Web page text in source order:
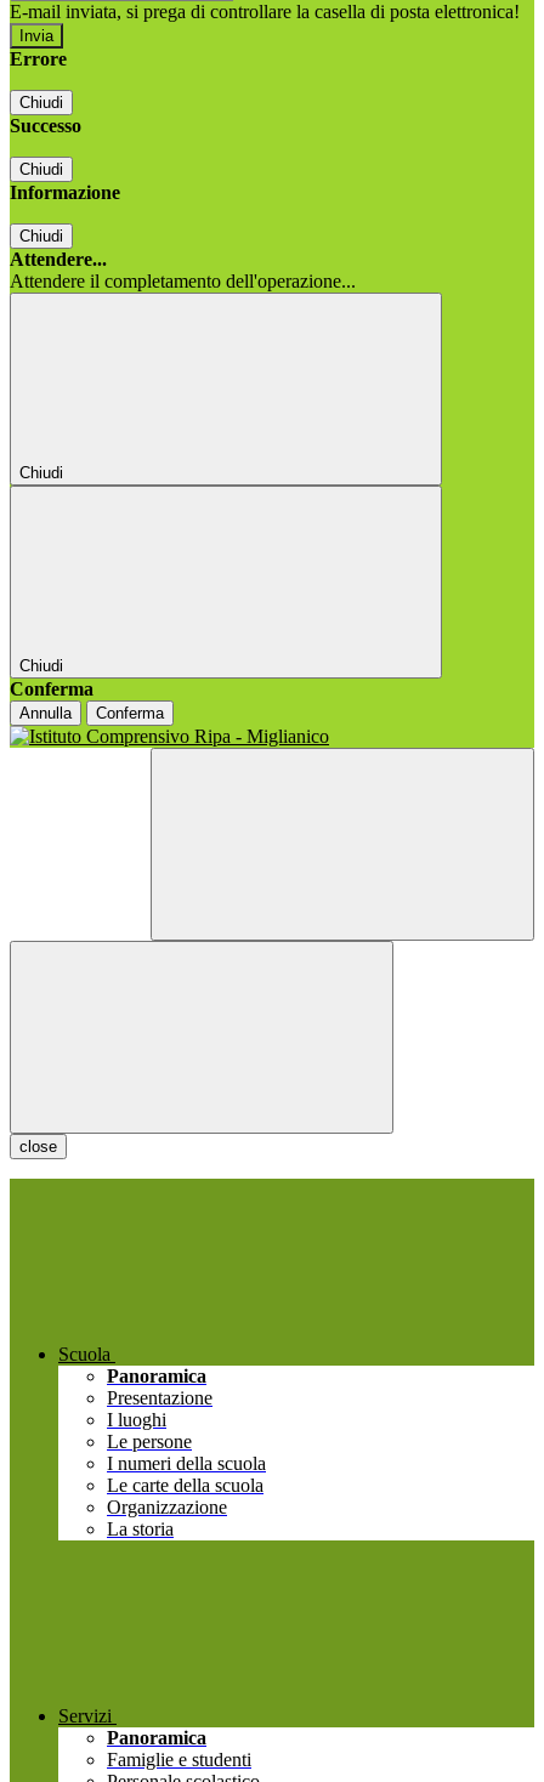
E-mail inviata, si prega di controllare la casella di posta elettronica!
Errore
Chiudi
Successo
Chiudi
Informazione
Chiudi
Attendere...
Attendere il completamento dell'operazione...
Chiudi
Chiudi
Conferma
Annulla Conferma
close
Scuola
Panoramica
Presentazione
I luoghi
Le persone
I numeri della scuola
Le carte della scuola
Organizzazione
La storia
Servizi
Panoramica
Famiglie e studenti